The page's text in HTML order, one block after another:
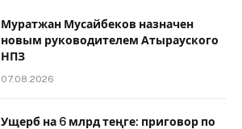
Муратжан Мусайбеков назначен
новым руководителем Атырауского
НПЗ
07.08.2026
Ущерб на 6 млрд теңге: приговор по